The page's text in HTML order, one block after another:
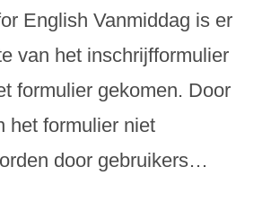
English Vanmiddag is er
van het inschrijfformulier
formulier gekomen. Door
het formulier niet
door gebruikers…